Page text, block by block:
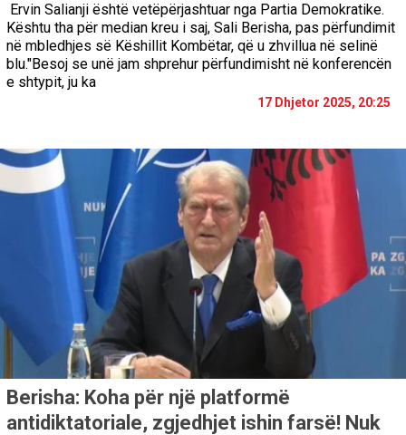
Ervin Salianji është vetëpërjashtuar nga Partia Demokratike.
Kështu tha për median kreu i saj, Sali Berisha, pas përfundimit
në mbledhjes së Këshillit Kombëtar, që u zhvillua në selinë
blu."Besoj se unë jam shprehur përfundimisht në konferencën
e shtypit, ju ka
17 Dhjetor 2025, 20:25
Berisha: Koha për një platformë
antidiktatoriale, zgjedhjet ishin farsë! Nuk